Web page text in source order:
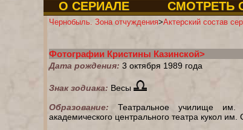
О СЕРИАЛЕ СМОТРЕТЬ
Чернобыль. Зона отчуждения>Актерский состав
Фотографии Кристины Казинской>
Дата рождения: 3 октября 1989 года
Знак зодиака: Весы
Образование: Театральное училище им.
академического центрального театра кукол